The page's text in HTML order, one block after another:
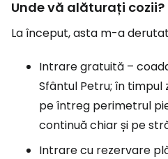
Unde vă alăturați cozii?
La început, asta m-a
Intrare gratuită –
Sfântul Petru; în timpul
pe întreg perimetrul
continuă chiar și pe
Intrare cu rezervare